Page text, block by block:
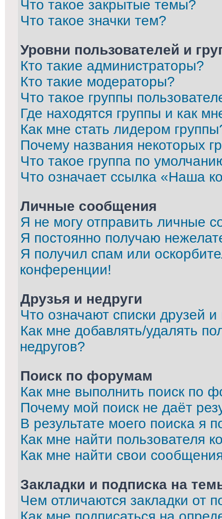
Что такое закрытые темы?
Что такое значки тем?
Уровни пользователей и
Кто такие администраторы?
Кто такие модераторы?
Что такое группы
Где находятся группы и как
Как мне стать лидером
Почему названия некоторых
Что такое группа по
Что означает ссылка «Наша
Личные сообщения
Я не могу отправить личные
Я постоянно получаю
Я получил спам или
конференции!
Друзья и недруги
Что означают списки друзей и
Как мне добавлять/удалять
недругов?
Поиск по форумам
Как мне выполнить поиск по
Почему мой поиск не даёт
В результате моего поиска я
Как мне найти пользователя
Как мне найти свои
Закладки и подписка на
Чем отличаются закладки от